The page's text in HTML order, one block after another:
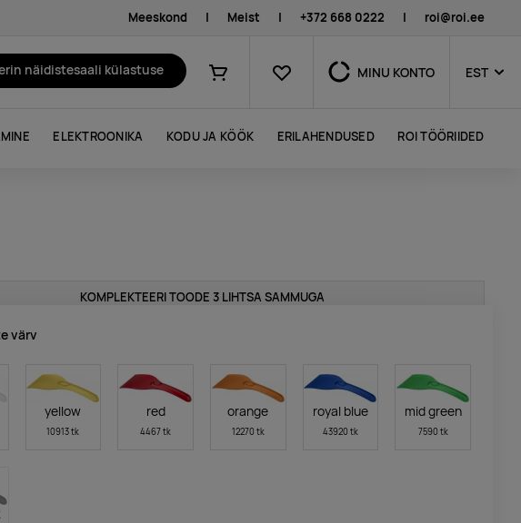
Meeskond | Meist | +372 668 0222 | roi@roi.ee
näidistesaali külastuse
Ostukorv
Lemmikud MINU KONTO EST
ELEKTROONIKA KODU JA KÖÖK ERILAHENDUSED ROI TÖÖRIIDED
KOMPLEKTEERI TOODE 3 LIHTSA SAMMUGA
värv
yellow
10913 tk
red
4467 tk
orange
12270 tk
royal blue
43920 tk
mid green
7590 tk